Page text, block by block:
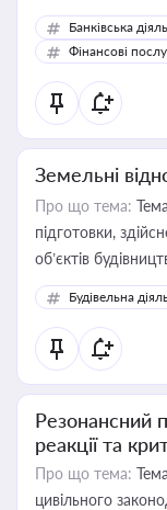
Банківська
Фінансові
Земельні
Про що тема:
підготовки,
об’єктів
Будівельна
Резонансний
реакції та
Про що тема:
цивільного